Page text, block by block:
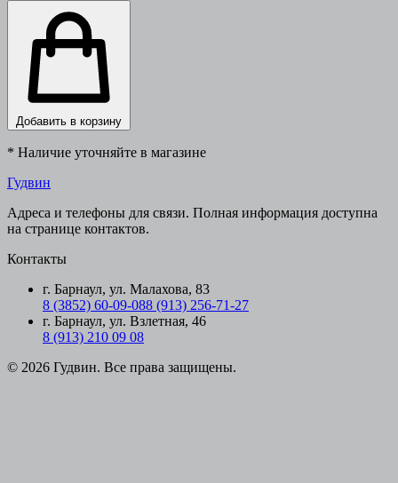
Добавить в корзину
* Наличие уточняйте в магазине
Гудвин
Адреса и телефоны для связи. Полная информация доступна
на странице контактов.
Контакты
г. Барнаул, ул. Малахова, 83
8 (3852) 60-09-088 (913) 256-71-27
г. Барнаул, ул. Взлетная, 46
8 (913) 210 09 08
© 2026 Гудвин. Все права защищены.